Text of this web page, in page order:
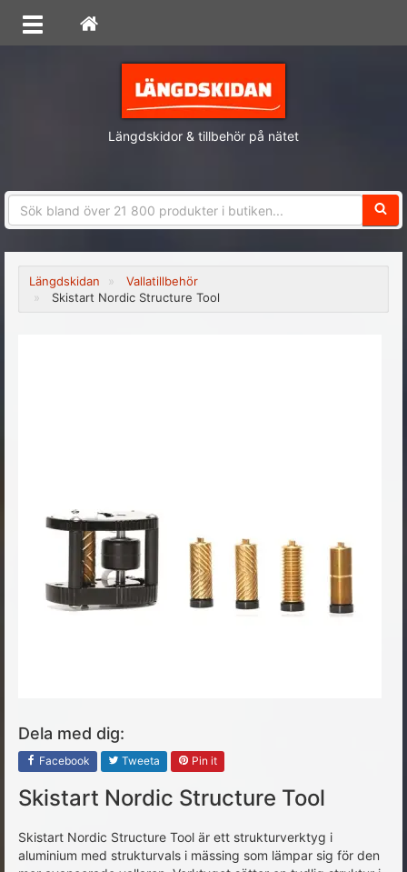
Längdskidor & tillbehör på nätet
Längdskidan
Vallatillbehör
Skistart Nordic Structure Tool
Dela med dig:
Facebook Tweeta Pin it
Skistart Nordic Structure Tool
Skistart Nordic Structure Tool är ett strukturverktyg i
aluminium med strukturvals i mässing som lämpar sig för den